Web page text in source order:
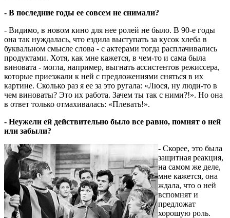
- В последние годы ее совсем не снимали?
- Видимо, в новом кино для нее ролей не было. В 90-е годы
она так нуждалась, что ездила выступать за кусок хлеба в
буквальном смысле слова - с актерами тогда расплачивались
продуктами. Хотя, как мне кажется, в чем-то и сама была
виновата - могла, например, выгнать ассистентов режиссера,
которые приезжали к ней с предложениями сняться в их
картине. Сколько раз я ее за это ругала: «Люся, ну люди-то в
чем виноваты? Это их работа. Зачем ты так с ними?!». Но она
в ответ только отмахивалась: «Плевать!».
- Неужели ей действительно было все равно, помнят о ней
или забыли?
- Скорее, это была
защитная реакция,
на самом же деле,
мне кажется, она
ждала, что о ней
вспомнят и
предложат
хорошую роль.